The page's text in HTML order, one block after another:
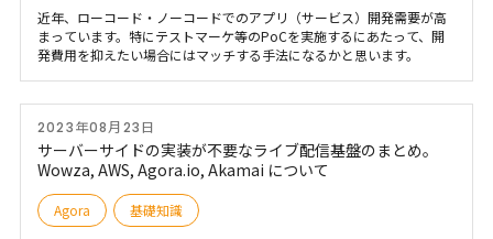
近年、ローコード・ノーコードでのアプリ（サービス）開発需要が高
まっています。特にテストマーケ等のPoCを実施するにあたって、開
発費用を抑えたい場合にはマッチする手法になるかと思います。
2023年08月23日
サーバーサイドの実装が不要なライブ配信基盤のまとめ。
Wowza, AWS, Agora.io, Akamai について
Agora 基礎知識